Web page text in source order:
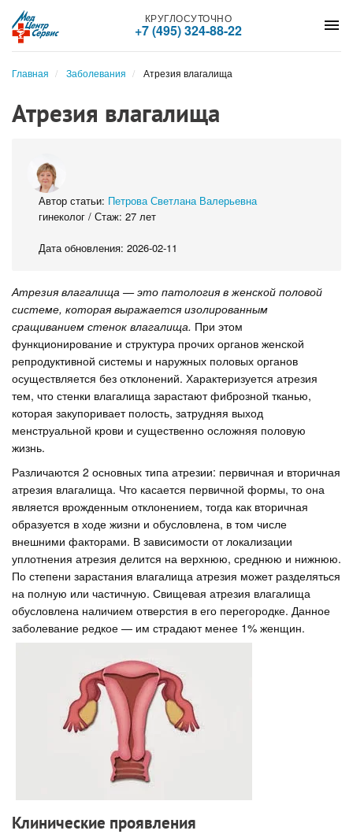
menu
КРУГЛОСУТОЧНО
+7 (495) 324-88-22
Главная Заболевания Атрезия влагалища
Атрезия влагалища
Автор статьи: Петрова Светлана Валерьевна
гинеколог / Стаж: 27 лет
Дата обновления: 2026-02-11
Атрезия влагалища — это патология в женской половой
системе, которая выражается изолированным
сращиванием стенок влагалища. При этом
функционирование и структура прочих органов женской
репродуктивной системы и наружных половых органов
осуществляется без отклонений. Характеризуется атрезия
тем, что стенки влагалища зарастают фиброзной тканью,
которая закупоривает полость, затрудняя выход
менструальной крови и существенно осложняя половую
жизнь.
Различаются 2 основных типа атрезии: первичная и вторичная
атрезия влагалища. Что касается первичной формы, то она
является врожденным отклонением, тогда как вторичная
образуется в ходе жизни и обусловлена, в том числе
внешними факторами. В зависимости от локализации
уплотнения атрезия делится на верхнюю, среднюю и нижнюю.
По степени зарастания влагалища атрезия может разделяться
на полную или частичную. Свищевая атрезия влагалища
обусловлена наличием отверстия в его перегородке. Данное
заболевание редкое — им страдают менее 1% женщин.
Клинические проявления